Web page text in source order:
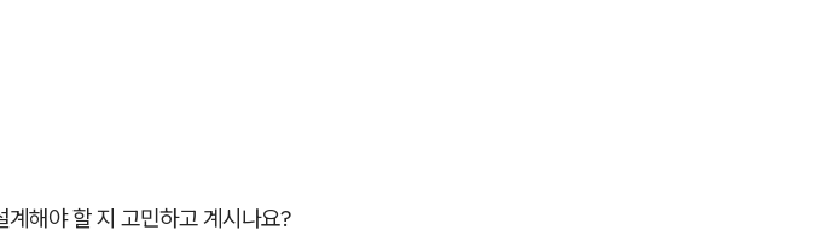
해야 할 지 고민하고 계시나요?